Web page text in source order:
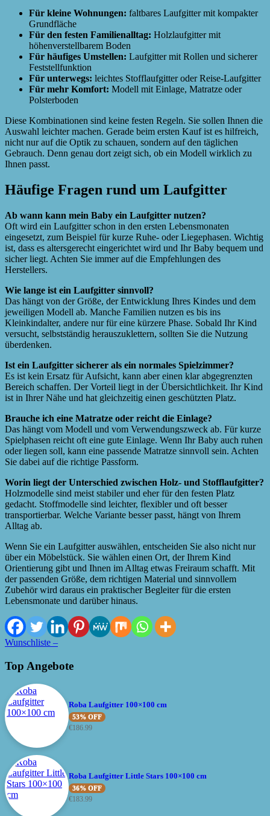
Für kleine Wohnungen: faltbares Laufgitter mit kompakter
Grundfläche
Für den festen Familienalltag: Holzlaufgitter mit
höhenverstellbarem Boden
Für häufiges Umstellen: Laufgitter mit Rollen und sicherer
Feststellfunktion
Für unterwegs: leichtes Stofflaufgitter oder Reise-Laufgitter
Für mehr Komfort: Modell mit Einlage, Matratze oder
Polsterboden
Diese Kombinationen sind keine festen Regeln. Sie sollen Ihnen die
Auswahl leichter machen. Gerade beim ersten Kauf ist es hilfreich,
nicht nur auf die Optik zu schauen, sondern auf den täglichen
Gebrauch. Denn genau dort zeigt sich, ob ein Modell wirklich zu
Ihnen passt.
Häufige Fragen rund um Laufgitter
Ab wann kann mein Baby ein Laufgitter nutzen?
Oft wird ein Laufgitter schon in den ersten Lebensmonaten
eingesetzt, zum Beispiel für kurze Ruhe- oder Liegephasen. Wichtig
ist, dass es altersgerecht eingerichtet wird und Ihr Baby bequem und
sicher liegt. Achten Sie immer auf die Empfehlungen des
Herstellers.
Wie lange ist ein Laufgitter sinnvoll?
Das hängt von der Größe, der Entwicklung Ihres Kindes und dem
jeweiligen Modell ab. Manche Familien nutzen es bis ins
Kleinkindalter, andere nur für eine kürzere Phase. Sobald Ihr Kind
versucht, selbstständig herauszuklettern, sollten Sie die Nutzung
überdenken.
Ist ein Laufgitter sicherer als ein normales Spielzimmer?
Es ist kein Ersatz für Aufsicht, kann aber einen klar abgegrenzten
Bereich schaffen. Der Vorteil liegt in der Übersichtlichkeit. Ihr Kind
ist in Ihrer Nähe und hat gleichzeitig einen geschützten Platz.
Brauche ich eine Matratze oder reicht die Einlage?
Das hängt vom Modell und vom Verwendungszweck ab. Für kurze
Spielphasen reicht oft eine gute Einlage. Wenn Ihr Baby auch ruhen
oder liegen soll, kann eine passende Matratze sinnvoll sein. Achten
Sie dabei auf die richtige Passform.
Worin liegt der Unterschied zwischen Holz- und Stofflaufgitter?
Holzmodelle sind meist stabiler und eher für den festen Platz
gedacht. Stoffmodelle sind leichter, flexibler und oft besser
transportierbar. Welche Variante besser passt, hängt von Ihrem
Alltag ab.
Wenn Sie ein Laufgitter auswählen, entscheiden Sie also nicht nur
über ein Möbelstück. Sie wählen einen Ort, der Ihrem Kind
Orientierung gibt und Ihnen im Alltag etwas Freiraum schafft. Mit
der passenden Größe, dem richtigen Material und sinnvollem
Zubehör wird daraus ein praktischer Begleiter für die ersten
Lebensmonate und darüber hinaus.
Wunschliste –
Top Angebote
Roba Laufgitter 100×100 cm
53% OFF
€186.99
Roba Laufgitter Little Stars 100×100 cm
36% OFF
€183.99